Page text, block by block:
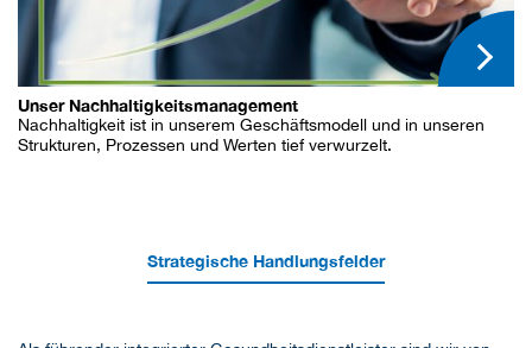
Unser Nachhaltigkeitsmanagement
Nachhaltigkeit ist in unserem Geschäftsmodell und in unseren
Strukturen, Prozessen und Werten tief verwurzelt.
Strategische Handlungsfelder